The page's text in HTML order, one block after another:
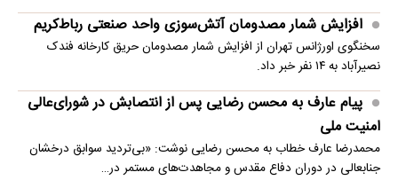
افزایش شمار مصدومان آتش‌سوزی واحد صنعتی رباط‌کریم
سخنگوی اورژانس تهران از افزایش شمار مصدومان حریق کارخانه فندک
نصیرآباد به ۱۴ نفر خبر داد.
پیام عارف به محسن رضایی پس از انتصابش در شورای‌عالی
امنیت ملی
محمدرضا عارف خطاب به محسن رضایی نوشت: «بی‌تردید سوابق درخشان
جنابعالی در دوران دفاع مقدس و مجاهدت‌های مستمر در…